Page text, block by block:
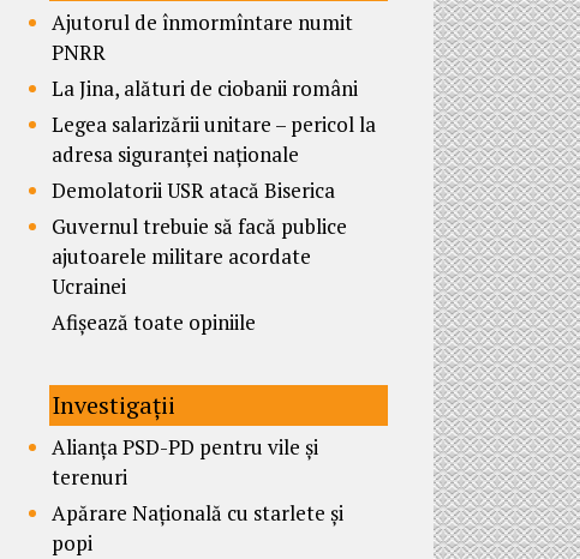
Ajutorul de înmormîntare numit
PNRR
La Jina, alături de ciobanii români
Legea salarizării unitare – pericol la
adresa siguranței naționale
Demolatorii USR atacă Biserica
Guvernul trebuie să facă publice
ajutoarele militare acordate
Ucrainei
Afișează toate opiniile
Investigații
Alianța PSD-PD pentru vile și
terenuri
Apărare Națională cu starlete și
popi